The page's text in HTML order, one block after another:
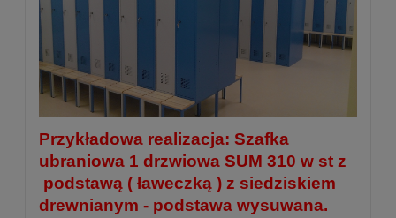
Przykładowa realizacja: Szafka
ubraniowa 1 drzwiowa SUM 310 w st z
podstawą ( ławeczką ) z siedziskiem
drewnianym - podstawa wysuwana.